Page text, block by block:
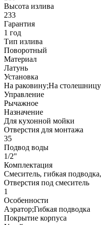
Высота излива
233
Гарантия
1 год
Тип излива
Поворотный
Материал
Латунь
Установка
На раковину;На столешницу
Управление
Рычажное
Назначение
Для кухонной мойки
Отверстия для монтажа
35
Подвод воды
1/2"
Комплектация
Смеситель, гибкая
Отверстия под смеситель
1
Особенности
Аэратор;Гибкая подводка
Покрытие корпуса